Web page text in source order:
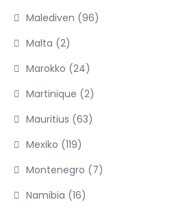
Malediven (96)
Malta (2)
Marokko (24)
Martinique (2)
Mauritius (63)
Mexiko (119)
Montenegro (7)
Namibia (16)